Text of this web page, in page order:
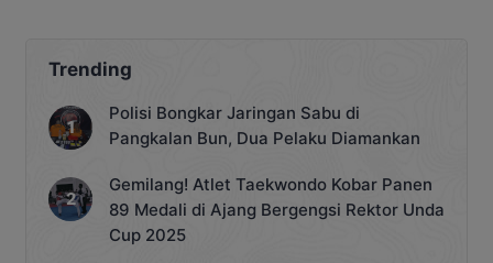
Trending
Polisi Bongkar Jaringan Sabu di
Pangkalan Bun, Dua Pelaku Diamankan
Gemilang! Atlet Taekwondo Kobar Panen
89 Medali di Ajang Bergengsi Rektor Unda
Cup 2025